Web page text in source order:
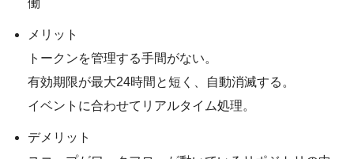
メリット
トークンを管理する手間がない。
有効期限が最大24時間と短く、自動消滅する。
イベントに合わせてリアルタイム処理。
デメリット